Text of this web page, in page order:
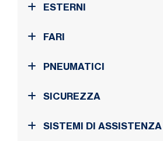
ESTERNI
FARI
PNEUMATICI
SICUREZZA
SISTEMI DI ASSISTENZA